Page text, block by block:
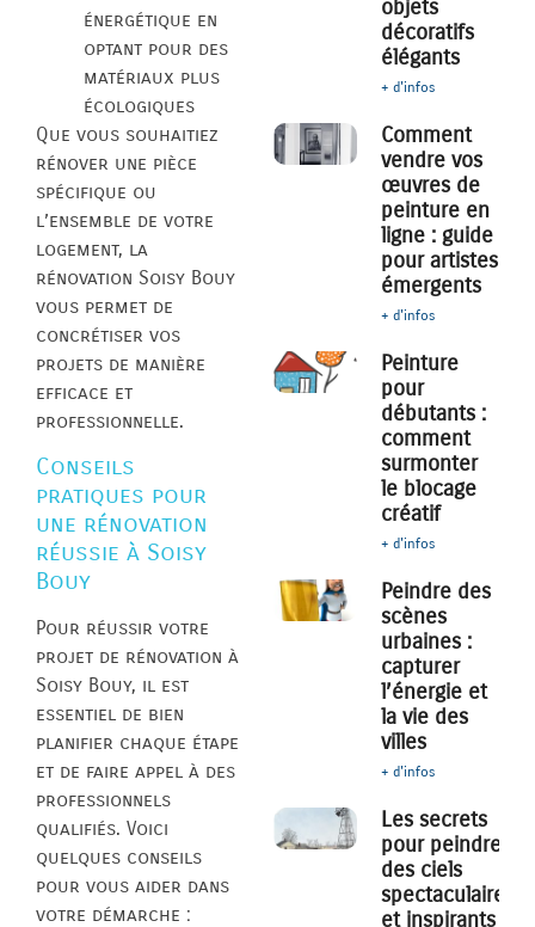
énergétique en
optant pour des
matériaux plus
écologiques
Que vous souhaitiez
rénover une pièce
spécifique ou
l’ensemble de votre
logement, la
rénovation Soisy Bouy
vous permet de
concrétiser vos
projets de manière
efficace et
professionnelle.
Conseils
pratiques pour
une rénovation
réussie à Soisy
Bouy
Pour réussir votre
projet de rénovation à
Soisy Bouy, il est
essentiel de bien
planifier chaque étape
et de faire appel à des
professionnels
qualifiés. Voici
quelques conseils
pour vous aider dans
votre démarche :
objets
décoratifs
élégants
+ d'infos
Comment
vendre vos
œuvres de
peinture en
ligne : guide
pour artistes
émergents
+ d'infos
Peinture
pour
débutants :
comment
surmonter
le blocage
créatif
+ d'infos
Peindre des
scènes
urbaines :
capturer
l’énergie et
la vie des
villes
+ d'infos
Les secrets
pour peindre
des ciels
spectaculaires
et inspirants